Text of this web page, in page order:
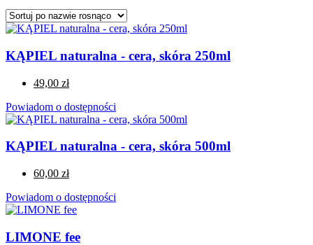
KĄPIEL naturalna - cera, skóra 250ml
49,00 zł
Powiadom o dostępności
KĄPIEL naturalna - cera, skóra 500ml
60,00 zł
Powiadom o dostępności
LIMONE fee